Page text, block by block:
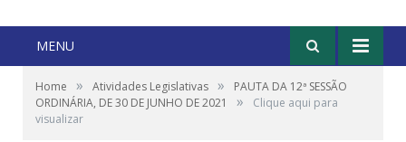
MENU
Home » Atividades Legislativas »
PAUTA DA 12ª SESSÃO
ORDINÁRIA, DE 30 DE JUNHO DE 2021
»
Clique aqui para
visualizar